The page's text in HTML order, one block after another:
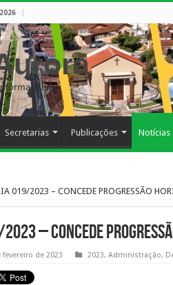
Secretarias Publicações Notícias
019/2023 – CONCEDE PROGRESSÃO
– CONCEDE
fevereiro de 2023 2023, Administração,